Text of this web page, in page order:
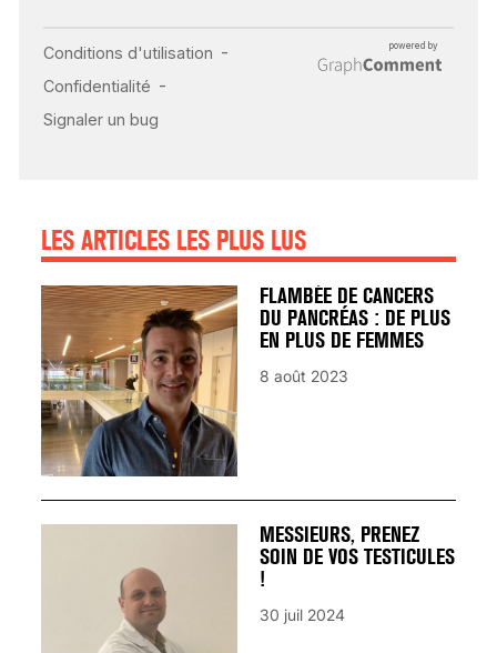
LES ARTICLES LES PLUS LUS
INSUFFISANCE
CARDIAQUE : LES
FLAMBÉE DE CANCERS
DU PANCRÉAS : DE PLUS
EN PLUS DE FEMMES
8 août 2023
MESSIEURS, PRENEZ
SOIN DE VOS TESTICULES
!
30 juil 2024